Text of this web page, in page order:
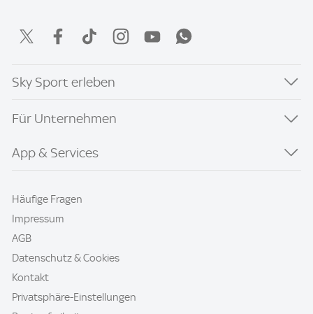
Sky Sport erleben
Für Unternehmen
App & Services
Häufige Fragen
Impressum
AGB
Datenschutz & Cookies
Kontakt
Privatsphäre-Einstellungen